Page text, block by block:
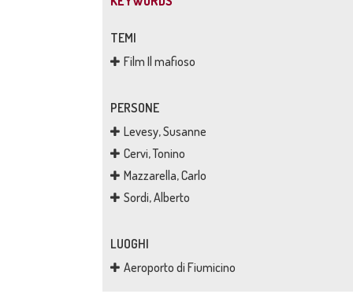
TEMI
Film Il mafioso
PERSONE
Levesy, Susanne
Cervi, Tonino
Mazzarella, Carlo
Sordi, Alberto
LUOGHI
Aeroporto di Fiumicino